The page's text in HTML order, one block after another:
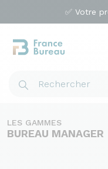
✅ Votre
LES GAMMES
BUREAU MANAGER